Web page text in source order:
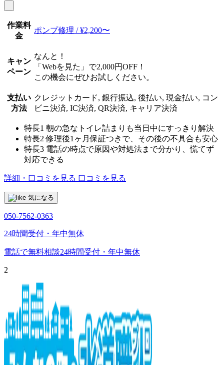
作業料
金
ポンプ修理 / ¥2,200〜
キャン
ペーン
なんと！
「Webを見た」で2,000円OFF！
この機会にぜひお試しください。
支払い
方法
クレジットカード, 銀行振込, 後払い, 現金払い, コン
ビニ決済, IC決済, QR決済, キャリア決済
特長1 朝の急なトイレ詰まりも当日中にすっきり解決
特長2 修理後1ヶ月保証つきで、その後の不具合も安心
特長3 電話の時点で原因や対処法まで分かり、慌てず
対応できる
詳細・口コミを見る 口コミを見る
気になる
050-7562-0363
24時間受付・年中無休
電話で無料相談24時間受付・年中無休
2